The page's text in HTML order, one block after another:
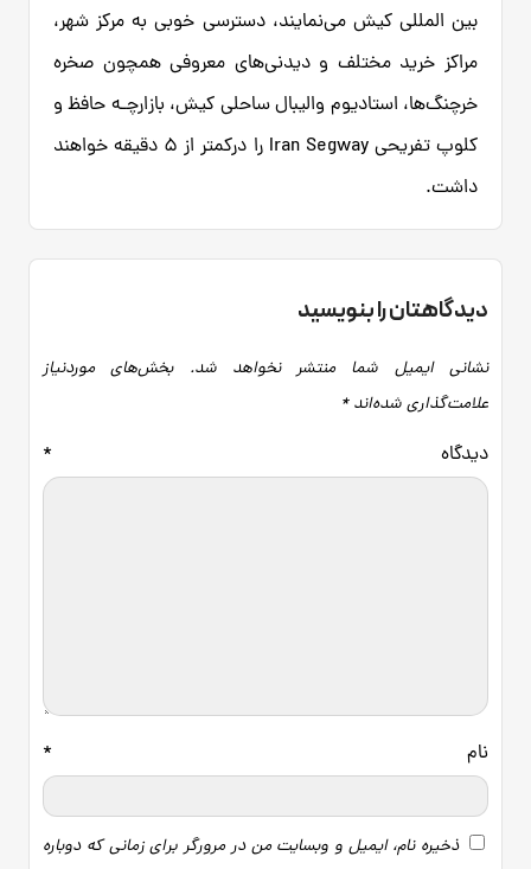
بین المللی کیش می‌نمایند، دسترسی خوبی به مرکز شهر،
مراکز خرید مختلف و دیدنی‌های معروفی همچون صخره
خرچنگ‌ها، استادیوم والیبال ساحلی کیش، بازارچـه حافظ و
کلوپ تفریحی Iran Segway را درکمتر از 5 دقیقه خواهند
داشت.
دیدگاهتان را بنویسید
نشانی ایمیل شما منتشر نخواهد شد.
بخش‌های موردنیاز
علامت‌گذاری شده‌اند*
دیدگاه *
نام *
ذخیره نام، ایمیل و وبسایت من در مرورگر برای زمانی که دوباره